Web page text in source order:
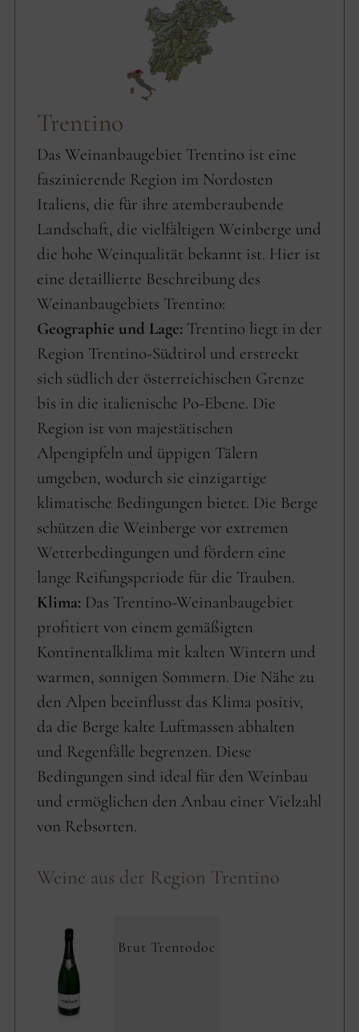
Trentino
Das Weinanbaugebiet Trentino ist eine
faszinierende Region im Nordosten
Italiens, die für ihre atemberaubende
Landschaft, die vielfältigen Weinberge und
die hohe Weinqualität bekannt ist. Hier ist
eine detaillierte Beschreibung des
Weinanbaugebiets Trentino:
Geographie und Lage: Trentino liegt in der
Region Trentino-Südtirol und erstreckt
sich südlich der österreichischen Grenze
bis in die italienische Po-Ebene. Die
Region ist von majestätischen
Alpengipfeln und üppigen Tälern
umgeben, wodurch sie einzigartige
klimatische Bedingungen bietet. Die Berge
schützen die Weinberge vor extremen
Wetterbedingungen und fördern eine
lange Reifungsperiode für die Trauben.
Klima: Das Trentino-Weinanbaugebiet
profitiert von einem gemäßigten
Kontinentalklima mit kalten Wintern und
warmen, sonnigen Sommern. Die Nähe zu
den Alpen beeinflusst das Klima positiv,
da die Berge kalte Luftmassen abhalten
und Regenfälle begrenzen. Diese
Bedingungen sind ideal für den Weinbau
und ermöglichen den Anbau einer Vielzahl
von Rebsorten.
Weine aus der Region Trentino
Brut Trentodoc